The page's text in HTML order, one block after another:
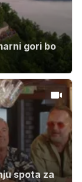
gori bo
spota za